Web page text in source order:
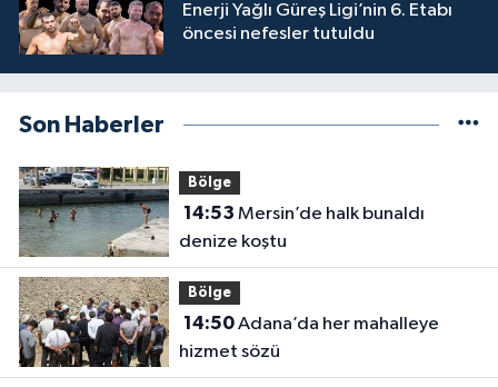
Enerji Yağlı Güreş Ligi’nin 6. Etabı
öncesi nefesler tutuldu
Son Haberler
Bölge
14:53
denize koştu
Bölge
14:50Adana’da her mahalleye
hizmet sözü